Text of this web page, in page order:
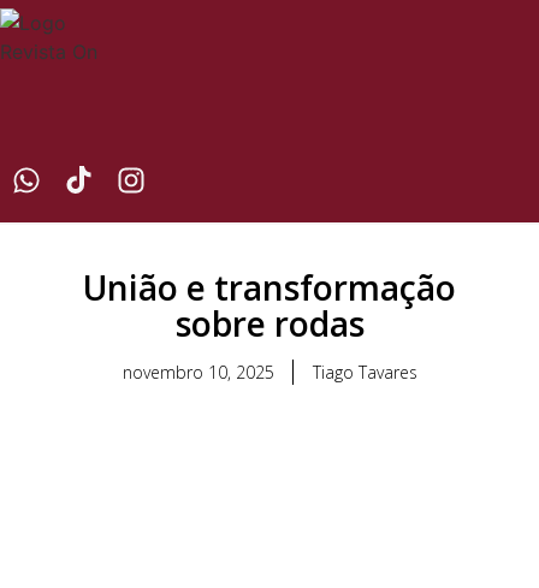
União e transformação
sobre rodas
novembro 10, 2025 Tiago Tavares